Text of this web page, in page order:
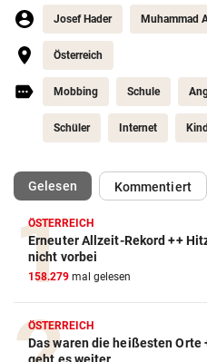
Josef Hader Muhammad
Österreich
Mobbing Schule
Schüler Internet
Gelesen(ausgewählt)Kommentiert
ÖSTERREICH
Erneuter Allzeit-Rekord ++
nicht vorbei
158.279 mal gelesen
ÖSTERREICH
Das waren die heißesten Orte